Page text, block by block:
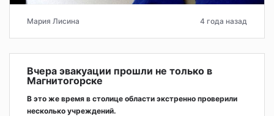
Мария Лисина 4 года назад
Вчера эвакуации прошли не только в
Магнитогорске
В это же время в столице области экстренно проверили
несколько учреждений.